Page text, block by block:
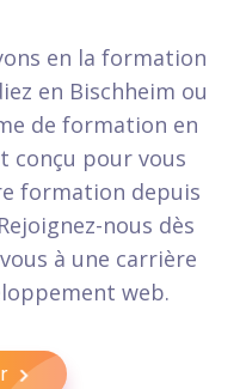
en la formation
en Bischheim ou
de formation en
conçu pour vous
formation depuis
nous dès
à une carrière
web.